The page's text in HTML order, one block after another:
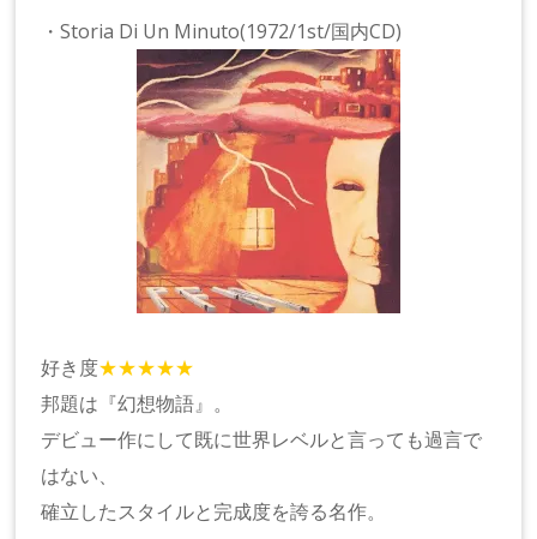
・Storia Di Un Minuto(1972/1st/国内CD)
好き度★★★★★
邦題は『幻想物語』。
デビュー作にして既に世界レベルと言っても過言で
はない、
確立したスタイルと完成度を誇る名作。